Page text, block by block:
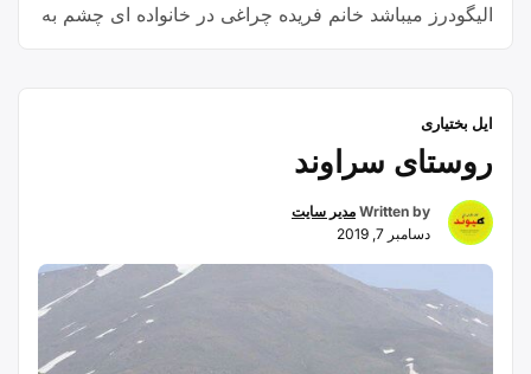
الیگودرز میباشد خانم فریده چراغی در خانواده ای چشم به
ایل بختیاری
روستای سراوند
Written by مدیر سایت
دسامبر 7, 2019